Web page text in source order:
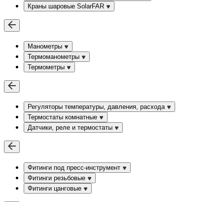
Краны шаровые SolarFAR
Манометры
Термоманометры
Термометры
Регуляторы температуры, давления, расхода
Термостаты комнатные
Датчики, реле и термостаты
Фитинги под пресс-инструмент
Фитинги резьбовые
Фитинги цанговые